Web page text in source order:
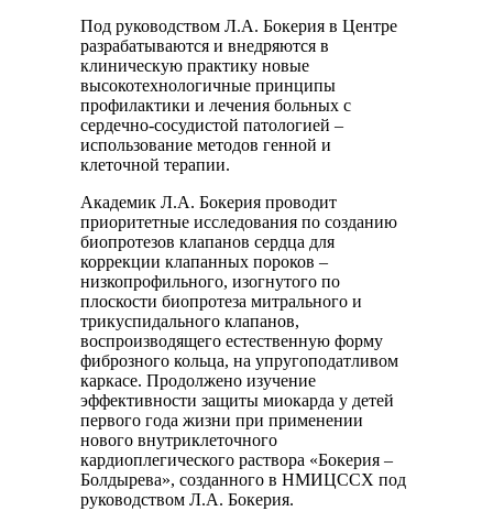
Под руководством Л.А. Бокерия в Центре
разрабатываются и внедряются в
клиническую практику новые
высокотехнологичные принципы
профилактики и лечения больных с
сердечно-сосудистой патологией –
использование методов генной и
клеточной терапии.
Академик Л.А. Бокерия проводит
приоритетные исследования по созданию
биопротезов клапанов сердца для
коррекции клапанных пороков –
низкопрофильного, изогнутого по
плоскости биопротеза митрального и
трикуспидального клапанов,
воспроизводящего естественную форму
фиброзного кольца, на упругоподатливом
каркасе. Продолжено изучение
эффективности защиты миокарда у детей
первого года жизни при применении
нового внутриклеточного
кардиоплегического раствора «Бокерия –
Болдырева», созданного в НМИЦССХ под
руководством Л.А. Бокерия.